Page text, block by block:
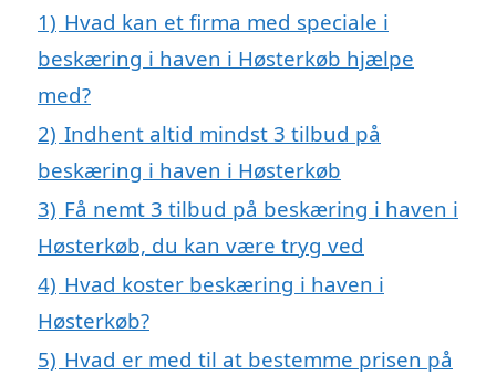
1) Hvad kan et firma med speciale i
beskæring i haven i Høsterkøb hjælpe
med?
2) Indhent altid mindst 3 tilbud på
beskæring i haven i Høsterkøb
3) Få nemt 3 tilbud på beskæring i haven i
Høsterkøb, du kan være tryg ved
4) Hvad koster beskæring i haven i
Høsterkøb?
5) Hvad er med til at bestemme prisen på